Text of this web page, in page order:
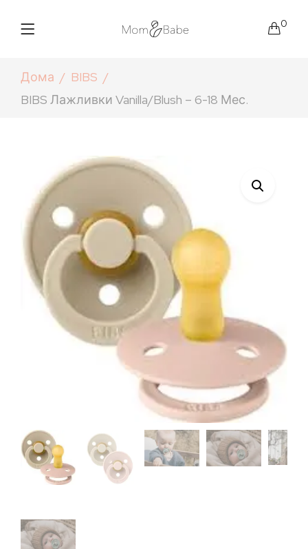
0
Дома
BIBS
BIBS Лажливки Vanilla/Blush – 6-18 Мес.